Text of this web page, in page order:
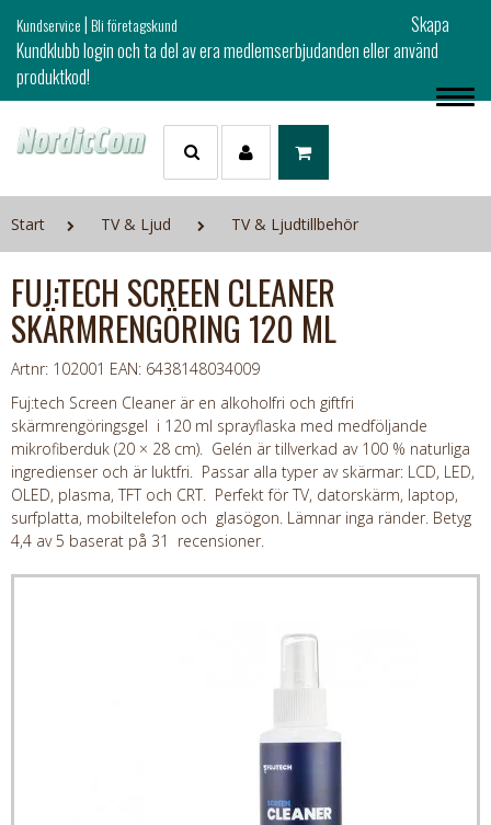
Kundservice|Bli företagskund
Skapa
Kundklubb login och ta del av era medlemserbjudanden eller använd
produktkod!
Start TV & Ljud TV & Ljudtillbehör
FUJ:TECH SCREEN CLEANER
SKÄRMRENGÖRING 120 ML
Artnr: 102001 EAN: 6438148034009
Fuj:tech Screen Cleaner är en alkoholfri och giftfri
skärmrengöringsgel i 120 ml sprayflaska med medföljande
mikrofiberduk (20 × 28 cm). Gelén är tillverkad av 100 % naturliga
ingredienser och är luktfri. Passar alla typer av skärmar: LCD, LED,
OLED, plasma, TFT och CRT. Perfekt för TV, datorskärm, laptop,
surfplatta, mobiltelefon och glasögon. Lämnar inga ränder. Betyg
4,4 av 5 baserat på 31 recensioner.